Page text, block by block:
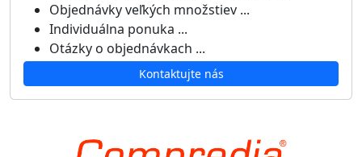
Objednávky veľkých množstiev ...
Individuálna ponuka ...
Otázky o objednávkach ...
Kontaktujte nás